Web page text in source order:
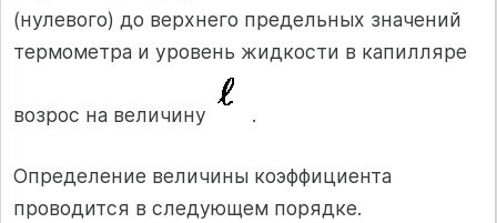
(нулевого) до верхнего предельных значений
термометра и уровень жидкости в капилляре
возрос на величину .
Определение величины коэффициента
проводится в следующем порядке.